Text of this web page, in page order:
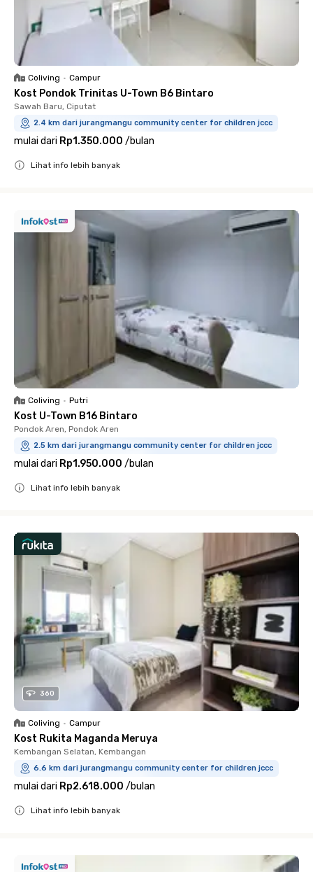
Coliving • Campur
Kost Pondok Trinitas U-Town B6 Bintaro
Sawah Baru, Ciputat
2.4 km dari jurangmangu community center for children jccc
mulai dari Rp1.350.000 /bulan
Lihat info lebih banyak
Coliving • Putri
Kost U-Town B16 Bintaro
Pondok Aren, Pondok Aren
2.5 km dari jurangmangu community center for children jccc
mulai dari Rp1.950.000 /bulan
Lihat info lebih banyak
360
Coliving • Campur
Kost Rukita Maganda Meruya
Kembangan Selatan, Kembangan
6.6 km dari jurangmangu community center for children jccc
mulai dari Rp2.618.000 /bulan
Lihat info lebih banyak